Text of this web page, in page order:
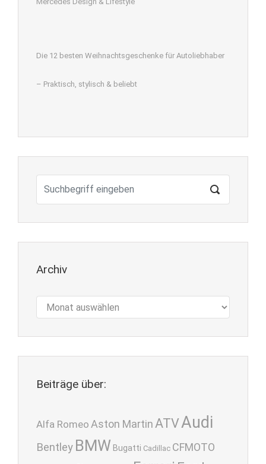
Die 12 besten Weihnachtsgeschenke für Autoliebhaber
– Praktisch, stylisch & beliebt
Archiv
Beiträge über:
Alfa Romeo Aston Martin ATVAudi
Bentley BMW Bugatti Cadillac CFMOTO